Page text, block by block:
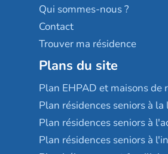
Qui sommes-nous ?
Contact
Trouver ma résidence
Plans du site
Plan EHPAD et maisons de
Plan résidences seniors à la
Plan résidences seniors à
Plan résidences seniors à